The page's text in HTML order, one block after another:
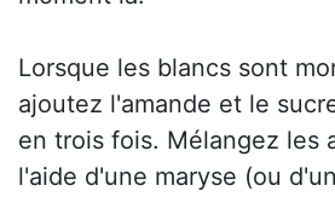
Lorsque les blancs sont
ajoutez l'amande et le
en trois fois. Mélangez les
l'aide d'une maryse (ou